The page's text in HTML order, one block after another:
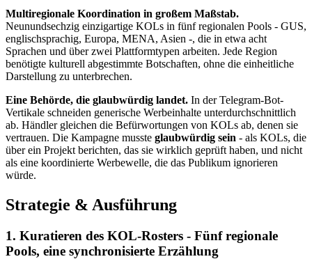
Multiregionale Koordination in großem Maßstab.
Neunundsechzig einzigartige KOLs in fünf regionalen Pools - GUS,
englischsprachig, Europa, MENA, Asien -, die in etwa acht
Sprachen und über zwei Plattformtypen arbeiten. Jede Region
benötigte kulturell abgestimmte Botschaften, ohne die einheitliche
Darstellung zu unterbrechen.
Eine Behörde, die glaubwürdig landet. In der Telegram-Bot-
Vertikale schneiden generische Werbeinhalte unterdurchschnittlich
ab. Händler gleichen die Befürwortungen von KOLs ab, denen sie
vertrauen. Die Kampagne musste glaubwürdig sein - als KOLs, die
über ein Projekt berichten, das sie wirklich geprüft haben, und nicht
als eine koordinierte Werbewelle, die das Publikum ignorieren
würde.
Strategie & Ausführung
1. Kuratieren des KOL-Rosters - Fünf regionale
Pools, eine synchronisierte Erzählung